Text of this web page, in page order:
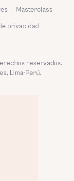
Masterclass
privacidad
reservados.
Lima-Perú.